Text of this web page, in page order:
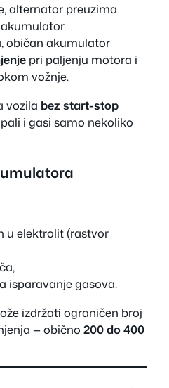
alternator preuzima
običan akumulator
pri paljenju motora i
vožnje.
vozila bez start-stop
i gasi samo nekoliko
u elektrolit (rastvor
isparavanje gasova.
izdržati ograničen broj
— obično 200 do 400